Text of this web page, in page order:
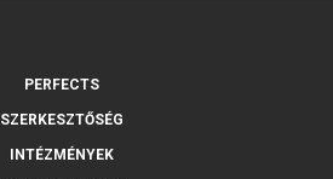
PERFECTS
SZERKESZTŐSÉG
INTÉZMÉNYEK